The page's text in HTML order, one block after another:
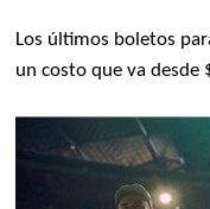
Los últimos boletos
un costo que va desde